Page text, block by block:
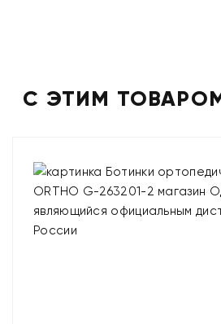
С ЭТИМ